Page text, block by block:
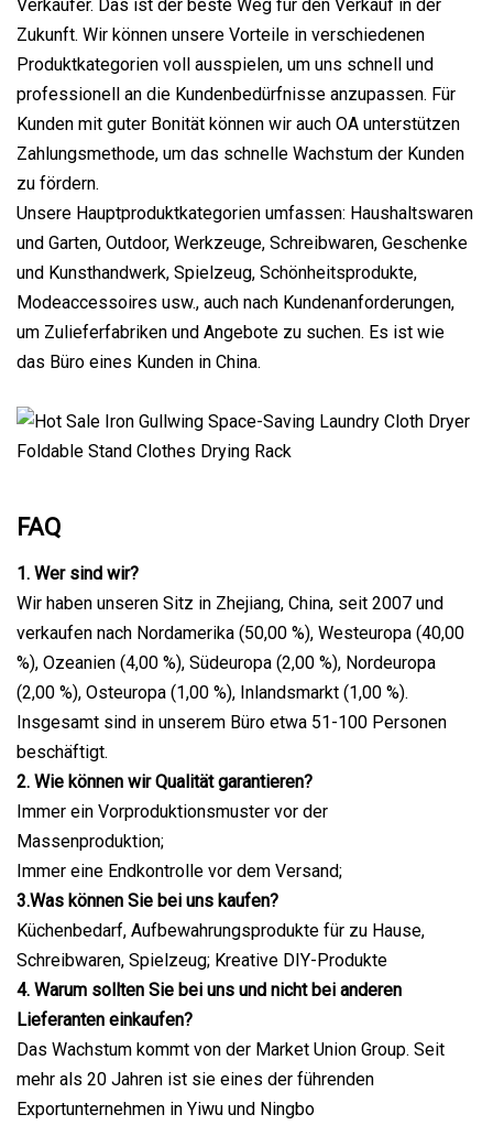
Verkäufer. Das ist der beste Weg für den Verkauf in der
Zukunft. Wir können unsere Vorteile in verschiedenen
Produktkategorien voll ausspielen, um uns schnell und
professionell an die Kundenbedürfnisse anzupassen. Für
Kunden mit guter Bonität können wir auch OA unterstützen
Zahlungsmethode, um das schnelle Wachstum der Kunden
zu fördern.
Unsere Hauptproduktkategorien umfassen: Haushaltswaren
und Garten, Outdoor, Werkzeuge, Schreibwaren, Geschenke
und Kunsthandwerk, Spielzeug, Schönheitsprodukte,
Modeaccessoires usw., auch nach Kundenanforderungen,
um Zulieferfabriken und Angebote zu suchen. Es ist wie
das Büro eines Kunden in China.
FAQ
1. Wer sind wir?
Wir haben unseren Sitz in Zhejiang, China, seit 2007 und
verkaufen nach Nordamerika (50,00 %), Westeuropa (40,00
%), Ozeanien (4,00 %), Südeuropa (2,00 %), Nordeuropa
(2,00 %), Osteuropa (1,00 %), Inlandsmarkt (1,00 %).
Insgesamt sind in unserem Büro etwa 51-100 Personen
beschäftigt.
2. Wie können wir Qualität garantieren?
Immer ein Vorproduktionsmuster vor der
Massenproduktion;
Immer eine Endkontrolle vor dem Versand;
3.Was können Sie bei uns kaufen?
Küchenbedarf, Aufbewahrungsprodukte für zu Hause,
Schreibwaren, Spielzeug; Kreative DIY-Produkte
4. Warum sollten Sie bei uns und nicht bei anderen
Lieferanten einkaufen?
Das Wachstum kommt von der Market Union Group. Seit
mehr als 20 Jahren ist sie eines der führenden
Exportunternehmen in Yiwu und Ningbo